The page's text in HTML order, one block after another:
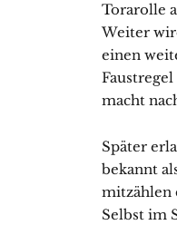
Torarolle
Weiter
einen
macht
Später
bekannt
mitzählen
Selbst im